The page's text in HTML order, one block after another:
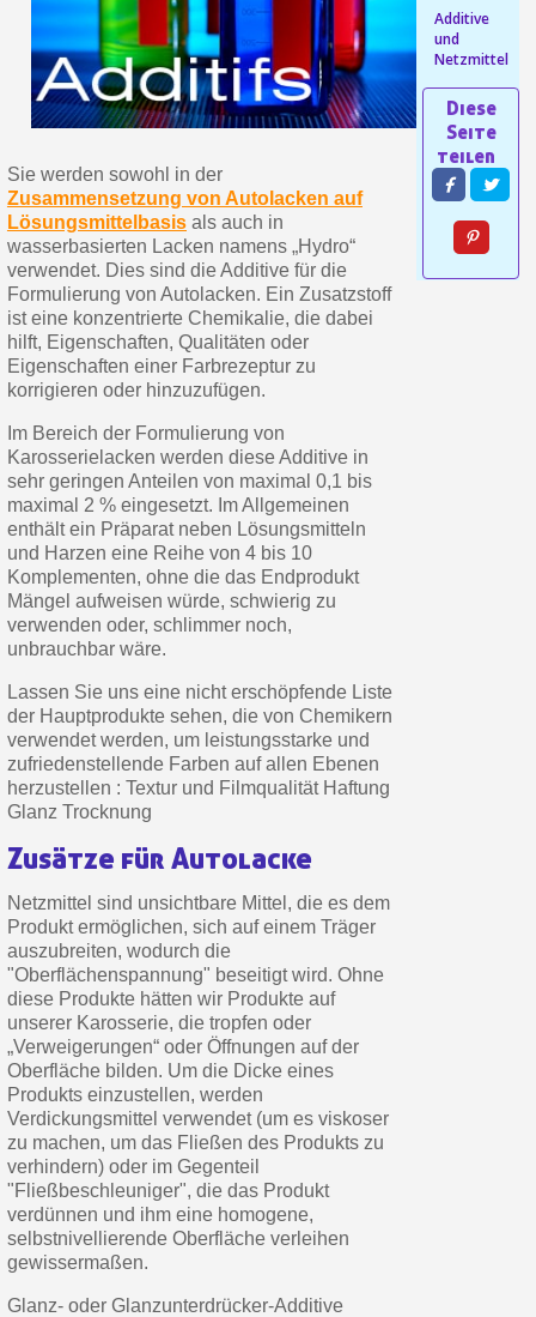
Ihr Online-Angebot
Teilen Sie Ihre Kreationen und
Sammeln Sie mit jeder
Rücksendung von
Rabatt von 5€ auf
10€ Einkaufsgutschein
10€ Einkaufsgutschein
Rücksendung von
10€ Einkaufsgutschein
Teilen Sie Ihre Kreationen
Sammeln Sie mit jeder
Rücksendung von
10€ Einkaufsgutschein
Sie werden sowohl in der
Zusammensetzung von Autolacken auf
Lösungsmittelbasisals auch in
wasserbasierten Lacken namens „Hydro“
verwendet. Dies sind die Additive für die
Formulierung von Autolacken. Ein Zusatzstoff
ist eine konzentrierte Chemikalie, die dabei
hilft, Eigenschaften, Qualitäten oder
Eigenschaften einer Farbrezeptur zu
korrigieren oder hinzuzufügen.
Im Bereich der Formulierung von
Karosserielacken werden diese Additive in
sehr geringen Anteilen von maximal 0,1 bis
maximal 2 % eingesetzt. Im Allgemeinen
enthält ein Präparat neben Lösungsmitteln
und Harzen eine Reihe von 4 bis 10
Komplementen, ohne die das Endprodukt
Mängel aufweisen würde, schwierig zu
verwenden oder, schlimmer noch,
unbrauchbar wäre.
Lassen Sie uns eine nicht erschöpfende Liste
der Hauptprodukte sehen, die von Chemikern
verwendet werden, um leistungsstarke und
zufriedenstellende Farben auf allen Ebenen
herzustellen : Textur und Filmqualität Haftung
Glanz Trocknung
Zusätze für Autolacke
Netzmittel sind unsichtbare Mittel, die es dem
Produkt ermöglichen, sich auf einem Träger
auszubreiten, wodurch die
"Oberflächenspannung" beseitigt wird. Ohne
diese Produkte hätten wir Produkte auf
unserer Karosserie, die tropfen oder
„Verweigerungen“ oder Öffnungen auf der
Oberfläche bilden. Um die Dicke eines
Produkts einzustellen, werden
Verdickungsmittel verwendet (um es viskoser
zu machen, um das Fließen des Produkts zu
verhindern) oder im Gegenteil
"Fließbeschleuniger", die das Produkt
verdünnen und ihm eine homogene,
selbstnivellierende Oberfläche verleihen
gewissermaßen.
Glanz- oder Glanzunterdrücker-Additive
Additive
und
Netzmittel